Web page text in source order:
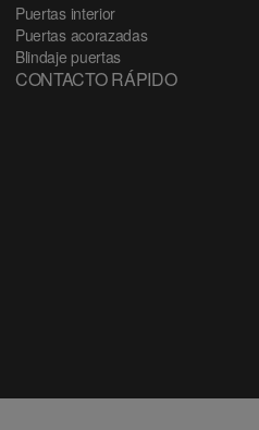
Puertas interior
Puertas acorazadas
Blindaje puertas
CONTACTO RÁPIDO